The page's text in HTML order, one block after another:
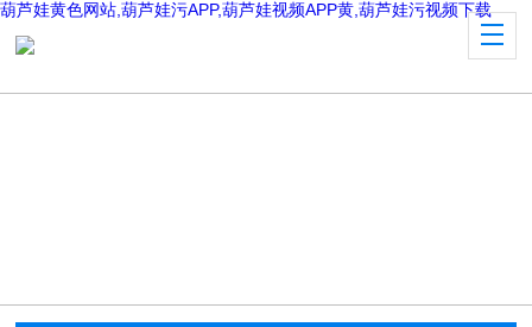
葫芦娃黄色网站,葫芦娃污APP,葫芦娃视频APP黄,葫芦娃污视频下载